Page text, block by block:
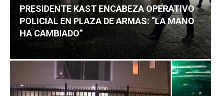
PRESIDENTE KAST ENCABEZA OPERATIVO
POLICIAL EN PLAZA DE ARMAS: “LA MANO
HA CAMBIADO”